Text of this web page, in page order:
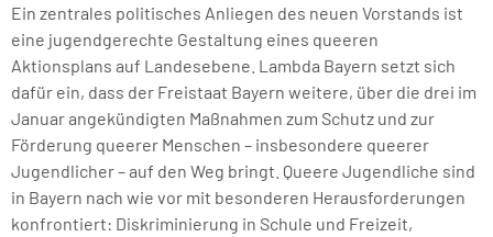
Ein zentrales politisches Anliegen des neuen Vorstands ist
eine jugendgerechte Gestaltung eines queeren
Aktionsplans auf Landesebene. Lambda Bayern setzt sich
dafür ein, dass der Freistaat Bayern weitere, über die drei im
Januar angekündigten Maßnahmen zum Schutz und zur
Förderung queerer Menschen – insbesondere queerer
Jugendlicher – auf den Weg bringt. Queere Jugendliche sind
in Bayern nach wie vor mit besonderen Herausforderungen
konfrontiert: Diskriminierung in Schule und Freizeit,